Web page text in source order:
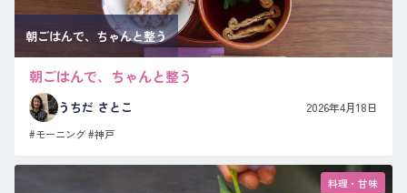
朝ごはんで、ちゃんと整う
朝ごはんで、ちゃんと整う
うちだ さとこ 2026年4月18日
#モーニング#神戸
料理・甘味